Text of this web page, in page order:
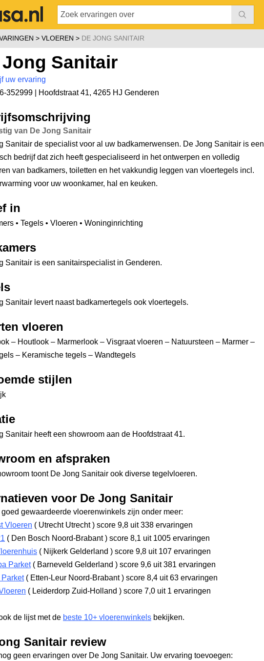
VLOEREN DE JONG SANITAIR
Jong Sanitair
uw ervaring
352999 |
Hoofdstraat 41, 4265 HJ Genderen
van De Jong Sanitair
Sanitair de specialist voor al uw badkamerwensen. De Jong Sanitair is een
bedrijf dat zich heeft gespecialiseerd in het ontwerpen en volledig
van badkamers, toiletten en het vakkundig leggen van vloertegels incl.
voor uw woonkamer, hal en keuken.
in
• Tegels • Vloeren • Woninginrichting
Sanitair is een sanitairspecialist in Genderen.
Sanitair levert naast badkamertegels ook vloertegels.
vloeren
– Houtlook – Marmerlook – Visgraat vloeren – Natuursteen – Marmer –
– Keramische tegels – Wandtegels
stijlen
Sanitair heeft een showroom aan de Hoofdstraat 41.
en afspraken
toont De Jong Sanitair ook diverse tegelvloeren.
voor De Jong Sanitair
gewaardeerde vloerenwinkels zijn onder meer:
Vloeren ( Utrecht Utrecht) score 9,8 uit 338 ervaringen
( Den Bosch Noord-Brabant) score 8,1 uit 1005 ervaringen
( Nijkerk Gelderland ) score 9,8 uit 107 ervaringen
Parket ( Barneveld Gelderland ) score 9,6 uit 381 ervaringen
Parket ( Etten-Leur Noord-Brabant) score 8,4 uit 63 ervaringen
( Leiderdorp Zuid-Holland ) score 7,0 uit 1 ervaringen
de lijst met de beste 10+ vloerenwinkels bekijken.
Sanitair review
geen ervaringen over De Jong Sanitair. Uw ervaring toevoegen: